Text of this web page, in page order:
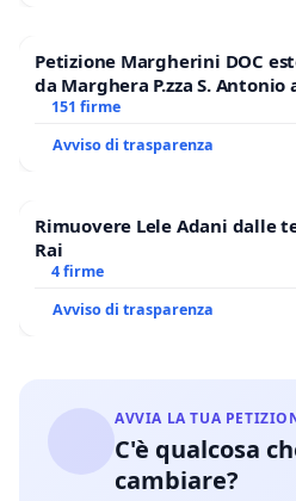
Petizione Margherini DOC
da Marghera P.zza S.
Polo tariffa a € 1,50
151 firme
Avviso di trasparenza
Rimuovere Lele Adani dalle
Rai
4 firme
Avviso di trasparenza
AVVIA LA TUA
C'è qualcosa
cambiare?